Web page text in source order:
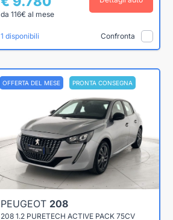
da 116€ al mese
1 disponibili Confronta
OFFERTA DEL MESE PRONTA CONSEGNA
PEUGEOT 208
208 1.2 PURETECH ACTIVE PACK 75CV